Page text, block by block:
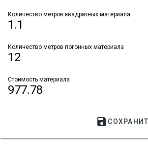
Количество метров квадратных материала
1.1
Количество метров погонных материала
12
Стоимость материала
977.78
